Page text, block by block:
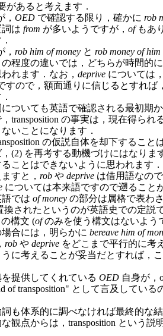
があると考えます．
OED で確認する限り，確かに rob
は from が多いようですが， ofもあ
rob him of money と rob money of him
の程度の違いでは，どちらが時間的
れます．なお， deprive については
すので，額面通りに信じるとすれば
ついても英語で確認される最初期
transposition の事実は，現在得ら
いことになります．
の仮説自体を却下すること
(2) を再考する動機づけにはなりま
ことはできないように思われます．
すと， rob や deprive は借用語なの
については本来語ですので遡ること
では of money の部分は属格で表わ
されたというのが英語史での定説
の構文 (ofのみを使う構文はないよう
合には，明らかに bereave him of
rob や deprive をどこまで平行的に考
に考えることが妥当だとすれば，
提供してくれている OED 自身が，
of transposition" として言及してい
も体系的に調べなければ最終的な
観点からは，transposition という説